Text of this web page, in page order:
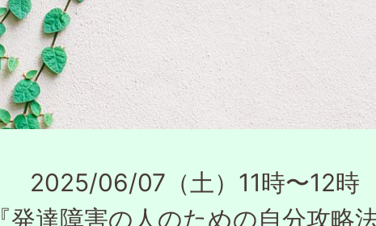
2025/06/07（土）11時〜12時
『発達障害の人のための自分攻略法